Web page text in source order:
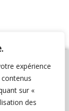
expérience
sur «
des
contacter